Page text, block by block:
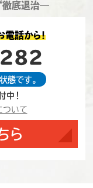
徹底退治―
電話から！
態です。
中！
ついて
ら